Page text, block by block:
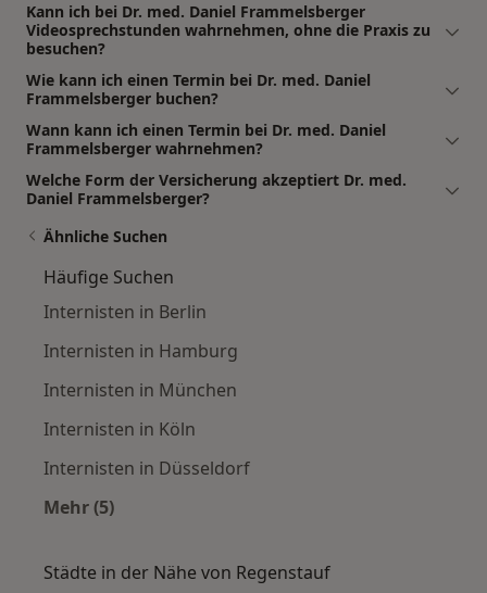
Kann ich bei Dr. med. Daniel Frammelsberger
Videosprechstunden wahrnehmen, ohne die Praxis zu
besuchen?
Wie kann ich einen Termin bei Dr. med. Daniel
Frammelsberger buchen?
Wann kann ich einen Termin bei Dr. med. Daniel
Frammelsberger wahrnehmen?
Welche Form der Versicherung akzeptiert Dr. med.
Daniel Frammelsberger?
Ähnliche Suchen
Häufige Suchen
Internisten in Berlin
Internisten in Hamburg
Internisten in München
Internisten in Köln
Internisten in Düsseldorf
Mehr (5)
Städte in der Nähe von Regenstauf